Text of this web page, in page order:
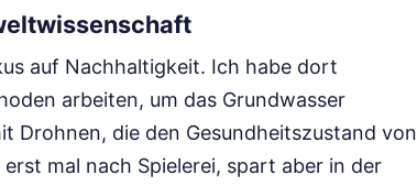
auf Nachhaltigkeit. Ich habe dort
arbeiten, um das Grundwasser
Drohnen, die den Gesundheitszustand von
mal nach Spielerei, spart aber in der